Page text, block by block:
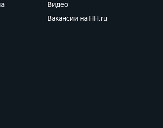
Видео
Вакансии на HH.ru